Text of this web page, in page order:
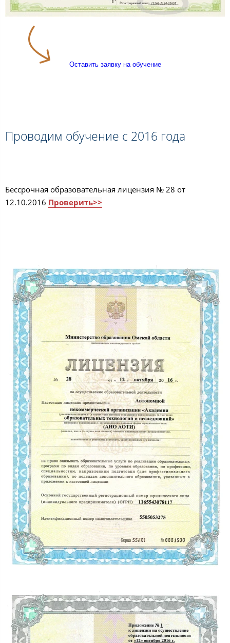
Оставить заявку на обучение
Проводим обучение с 2016 года
Бессрочная образовательная лицензия № 28 от
12.10.2016 Проверить>>